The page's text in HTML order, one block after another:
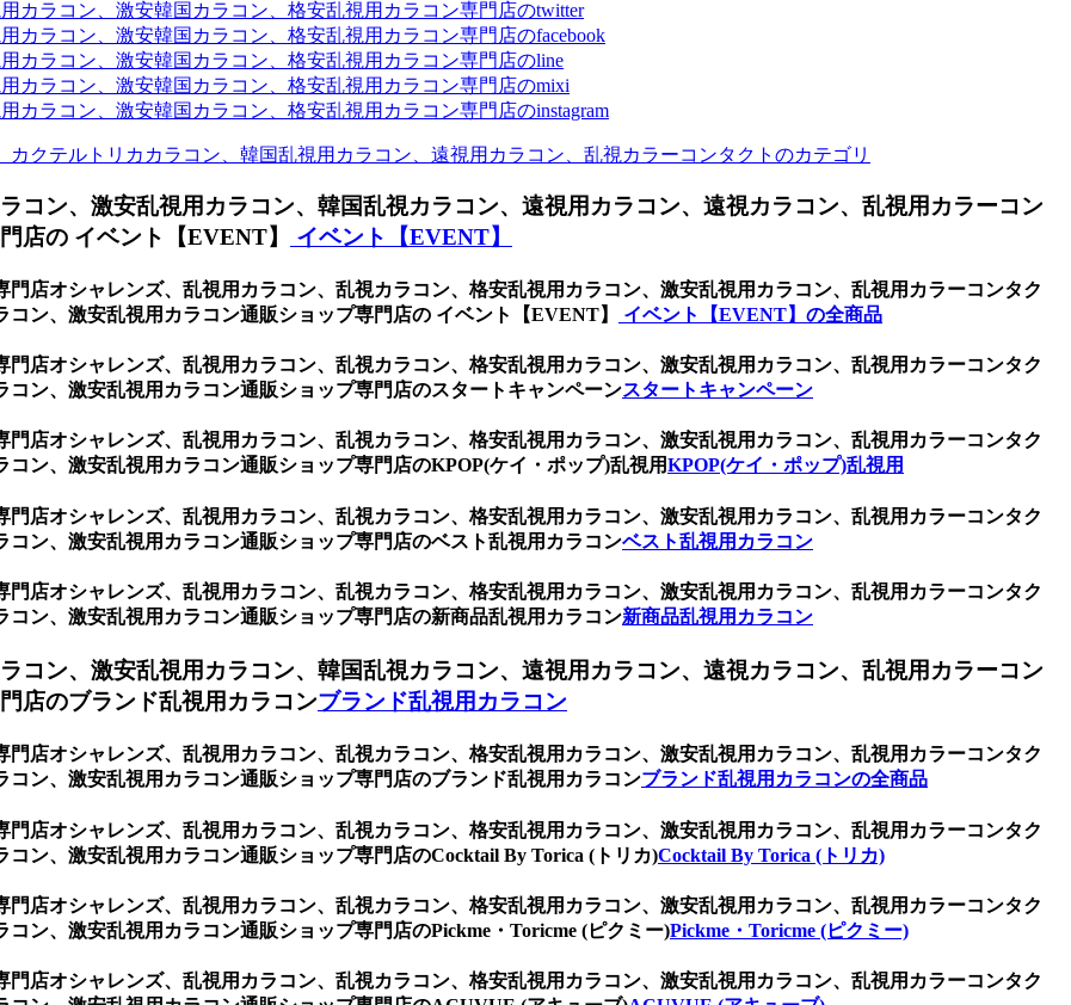
カラコン、激安韓国カラコン、格安乱視用カラコン専門店のtwitter
カラコン、激安韓国カラコン、格安乱視用カラコン専門店のfacebook
カラコン、激安韓国カラコン、格安乱視用カラコン専門店のline
カラコン、激安韓国カラコン、格安乱視用カラコン専門店のmixi
カラコン、激安韓国カラコン、格安乱視用カラコン専門店のinstagram
クテルトリカカラコン、韓国乱視用カラコン、遠視用カラコン、乱視カラーコンタクトのカテゴリ
コン、激安乱視用カラコン、韓国乱視カラコン、遠視用カラコン、遠視カラコン、乱視用カラーコン
店の イベント【EVENT】
イベント【EVENT】
店オシャレンズ、乱視用カラコン、乱視カラコン、格安乱視用カラコン、激安乱視用カラコン、乱視用カラーコンタク
ン、激安乱視用カラコン通販ショップ専門店の イベント【EVENT】
イベント【EVENT】の全商品
店オシャレンズ、乱視用カラコン、乱視カラコン、格安乱視用カラコン、激安乱視用カラコン、乱視用カラーコンタク
コン、激安乱視用カラコン通販ショップ専門店のスタートキャンペーンスタートキャンペーン
店オシャレンズ、乱視用カラコン、乱視カラコン、格安乱視用カラコン、激安乱視用カラコン、乱視用カラーコンタク
コン、激安乱視用カラコン通販ショップ専門店のKPOP(ケイ・ポップ)乱視用KPOP(ケイ・ポップ)乱視用
店オシャレンズ、乱視用カラコン、乱視カラコン、格安乱視用カラコン、激安乱視用カラコン、乱視用カラーコンタク
コン、激安乱視用カラコン通販ショップ専門店のベスト乱視用カラコンベスト乱視用カラコン
店オシャレンズ、乱視用カラコン、乱視カラコン、格安乱視用カラコン、激安乱視用カラコン、乱視用カラーコンタク
コン、激安乱視用カラコン通販ショップ専門店の新商品乱視用カラコン新商品乱視用カラコン
コン、激安乱視用カラコン、韓国乱視カラコン、遠視用カラコン、遠視カラコン、乱視用カラーコン
店のブランド乱視用カラコンブランド乱視用カラコン
店オシャレンズ、乱視用カラコン、乱視カラコン、格安乱視用カラコン、激安乱視用カラコン、乱視用カラーコンタク
コン、激安乱視用カラコン通販ショップ専門店のブランド乱視用カラコンブランド乱視用カラコンの全商品
店オシャレンズ、乱視用カラコン、乱視カラコン、格安乱視用カラコン、激安乱視用カラコン、乱視用カラーコンタク
コン、激安乱視用カラコン通販ショップ専門店のCocktail By Torica (トリカ)Cocktail By Torica (トリカ)
店オシャレンズ、乱視用カラコン、乱視カラコン、格安乱視用カラコン、激安乱視用カラコン、乱視用カラーコンタク
ン、激安乱視用カラコン通販ショップ専門店のPickme・Toricme (ピクミー)Pickme・Toricme (ピクミー)
店オシャレンズ、乱視用カラコン、乱視カラコン、格安乱視用カラコン、激安乱視用カラコン、乱視用カラーコンタク